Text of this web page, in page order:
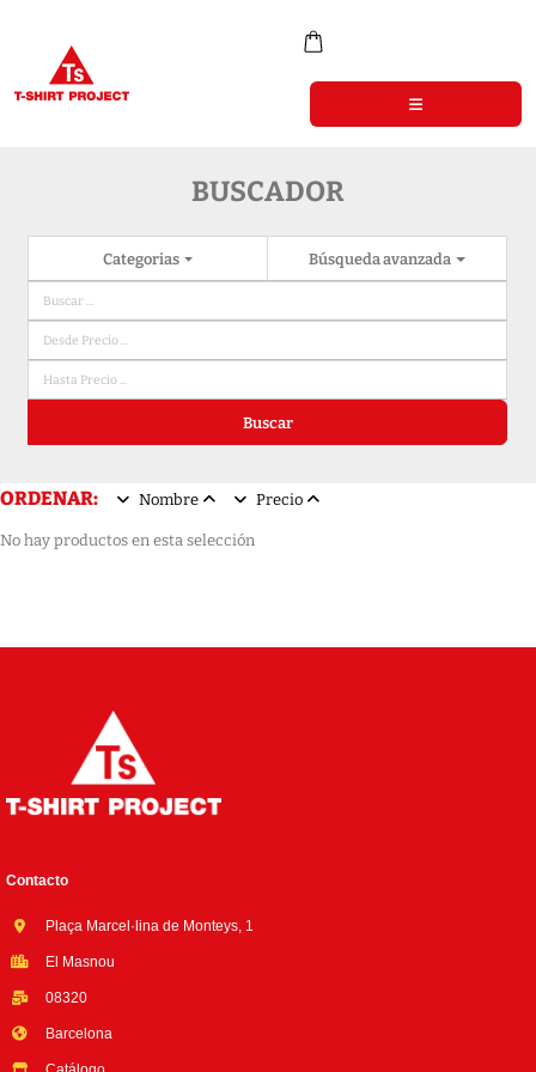
BUSCADOR
Categorias Búsqueda avanzada
Buscar
ORDENAR: Nombre Precio
No hay productos en esta selección
Contacto
Plaça Marcel·lina de Monteys, 1
El Masnou
08320
Barcelona